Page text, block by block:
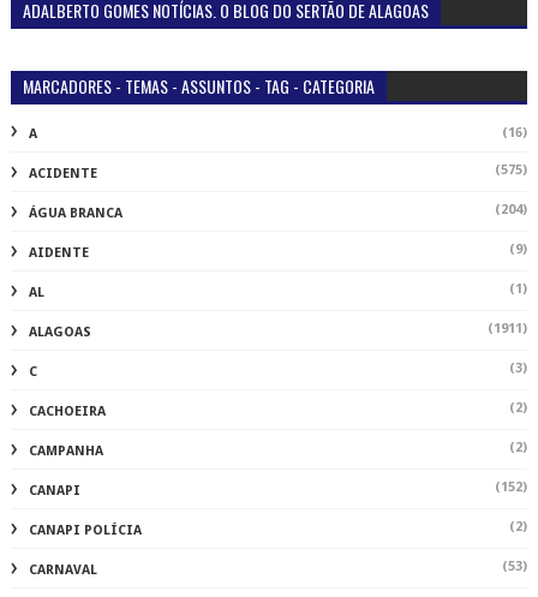
ADALBERTO GOMES NOTÍCIAS. O BLOG DO SERTÃO DE ALAGOAS
MARCADORES - TEMAS - ASSUNTOS - TAG - CATEGORIA
A (16)
ACIDENTE (575)
ÁGUA BRANCA (204)
AIDENTE (9)
AL (1)
ALAGOAS (1911)
C (3)
CACHOEIRA (2)
CAMPANHA (2)
CANAPI (152)
CANAPI POLÍCIA (2)
CARNAVAL (53)